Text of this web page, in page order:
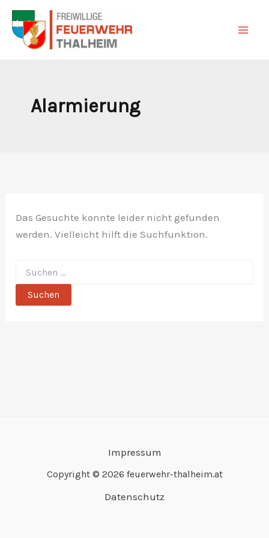
Zum
Inhalt
springen
Alarmierung
Das Gesuchte konnte leider nicht gefunden
werden. Vielleicht hilft die Suchfunktion.
Impressum
Copyright © 2026 feuerwehr-thalheim.at
Datenschutz